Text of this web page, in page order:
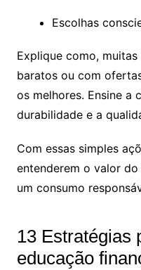
Escolhas
Explique como,
baratos ou com
os melhores. Ensine a
durabilidade e a
Com essas simples
entenderem o valor
um consumo
13 Estratégias
educação